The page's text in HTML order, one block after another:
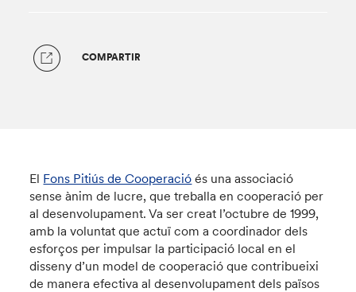
COMPARTIR
El Fons Pitiús de Cooperació és una associació
sense ànim de lucre, que treballa en cooperació per
al desenvolupament. Va ser creat l’octubre de 1999,
amb la voluntat que actuï com a coordinador dels
esforços per impulsar la participació local en el
disseny d’un model de cooperació que contribueixi
de manera efectiva al desenvolupament dels països